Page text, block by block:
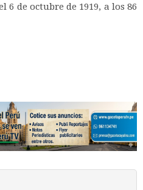
6 de octubre de 1919, a los 86